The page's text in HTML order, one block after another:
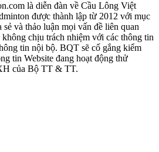
là diễn đàn về Cầu Lông Việt
được thành lập từ 2012 với mục
và thảo luận mọi vấn đề liên quan
chịu trách nhiệm với các thông tin
tin nội bộ. BQT sẽ cố gắng kiểm
tin Website đang hoạt động thử
của Bộ TT & TT.